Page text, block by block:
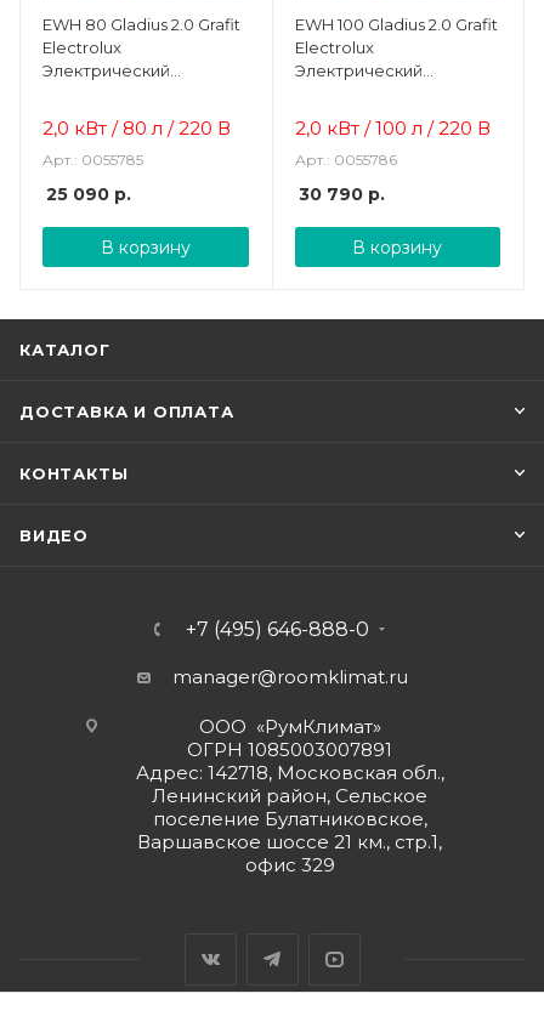
EWH 80 Gladius 2.0 Grafit
Electrolux
Электрический
водонагреватель
2,0 кВт / 80 л / 220 В
Арт.: 0055785
25 090 р.
В корзину
EWH 100 Gladius 2.0 Grafit
Electrolux
Электрический
водонагреватель
2,0 кВт / 100 л / 220 В
Арт.: 0055786
30 790р.
В корзину
КАТАЛОГ
ДОСТАВКА И ОПЛАТА
КОНТАКТЫ
ВИДЕО
+7 (495) 646-888-0
manager@roomklimat.ru
ООО «РумКлимат»
ОГРН 1085003007891
Адрес: 142718, Московская обл.,
Ленинский район, Сельское
поселение Булатниковское,
Варшавское шоссе 21 км., стр.1,
офис 329